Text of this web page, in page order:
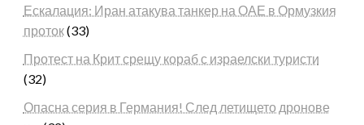
Ескалация: Иран атакува танкер на ОАЕ в Ормузкия
проток(33)
Протест на Крит срещу кораб с израелски туристи
(32)
Опасна серия в Германия! След летището дронове